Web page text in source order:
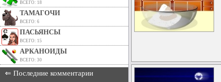
ВСЕГО: 18
ТАМАГОЧИ
ВСЕГО: 6
ПАСЬЯНСЫ
ВСЕГО: 15
АРКАНОИДЫ
ВСЕГО: 30
⇐ Последние комментарии